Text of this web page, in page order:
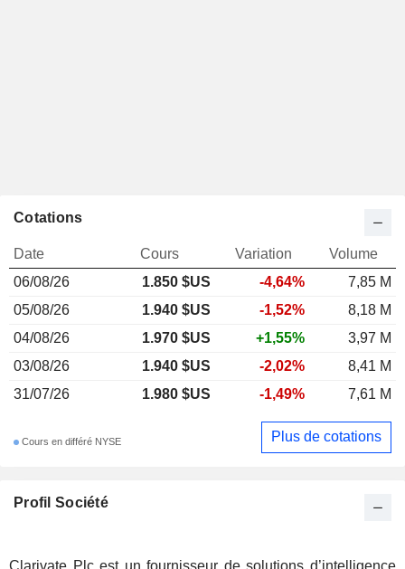
Profil Société
Clarivate Plc est un fournisseur de solutions d’intelligence
Cotations
Date Cours Variation
Volume
06/08/26
1.850 $US -4,64%
7,85 M
05/08/26
1.940 $US -1,52%
8,18 M
04/08/26
1.970 $US +1,55%
3,97 M
03/08/26
1.940 $US -2,02%
8,41 M
31/07/26
1.980 $US -1,49% 7,61 M
Cours en différé NYSE Plus de cotations